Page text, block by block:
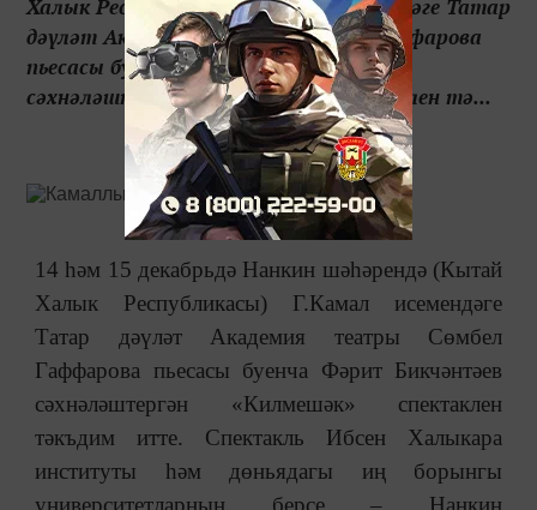
Халык Республикасы) Г.Камал исемендәге Татар
дәүләт Академия театры Сөмбел Гаффарова
пьесасы буенча Фәрит Бикчәнтәев
сәхнәләштергән «Килмешәк» спектаклен тә...
14 һәм 15 декабрьдә Нанкин шәһәрендә (Кытай
Халык Республикасы) Г.Камал исемендәге
Татар дәүләт Академия театры Сөмбел
Гаффарова пьесасы буенча Фәрит Бикчәнтәев
сәхнәләштергән «Килмешәк» спектаклен
тәкъдим итте. Спектакль Ибсен Халыкара
институты һәм дөньядагы иң борынгы
университетларның берсе – Нанкин